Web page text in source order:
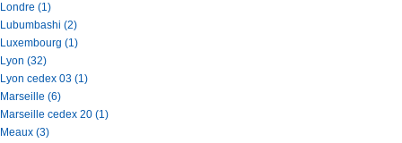
Londre (1)
Lubumbashi (2)
Luxembourg (1)
Lyon (32)
Lyon cedex 03 (1)
Marseille (6)
Marseille cedex 20 (1)
Meaux (3)